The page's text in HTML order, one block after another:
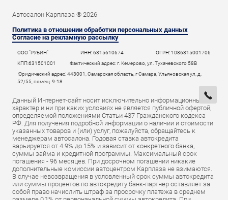
Автосалон Карплаза ® 2026
Политика в отношении обработки персональных данных
Согласие на рекламную рассылку
ООО "РУБИН" ИНН: 6315610674
ОГРН: 1086315001706
КПП:631501001
Фактический адрес: г. Кемерово, ул. Тухачевского 58В
Юридический адрес: 443001, Самарская область, г Самара, Ульяновская ул, д.
52/55, помещ. 9-18
Данный Интернет-сайт носит исключительно информационный
характер и ни при каких условиях не является публичной офертой,
определяемой положениями Статьи 437 Гражданского кодекса
РФ. Для получения подробной информации о наличии и стоимости
указанных товаров и (или) услуг, пожалуйста, обращайтесь к
менеджерам автосалона. Годовая ставка автокредита
варьируется от 4.9% до 15% и зависит от конкретного банка,
суммы займа и кредитной программы. Максимальный срок
погашения - 96 месяцев. При досрочном погашении никакие
дополнительные комиссии автоцентром Карплаза не взимаются.
В случае невозвращения в условленный срок суммы автокредита
или суммы процентов по автокредиту банк-партнер оставляет за
собой право начислить штраф за просрочку платежа в среднем